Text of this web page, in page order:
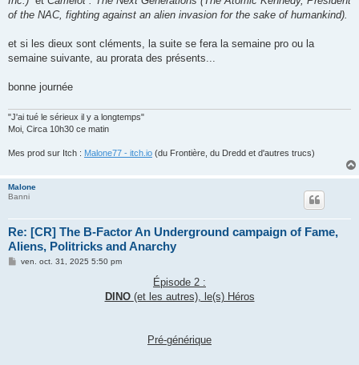
of the NAC, fighting against an alien invasion for the sake of humankind).
et si les dieux sont cléments, la suite se fera la semaine pro ou la
semaine suivante, au prorata des présents...
bonne journée
"J'ai tué le sérieux il y a longtemps"
Moi, Circa 10h30 ce matin
Mes prod sur Itch : Malone77 - itch.io (du Frontière, du Dredd et d'autres trucs)
Malone
Banni
Re: [CR] The B-Factor An Underground campaign of Fame,
Aliens, Politricks and Anarchy
Mven. oct. 31, 2025 5:50 pm
Épisode 2 :
DINO (et les autres), le(s) Héros
Pré-générique